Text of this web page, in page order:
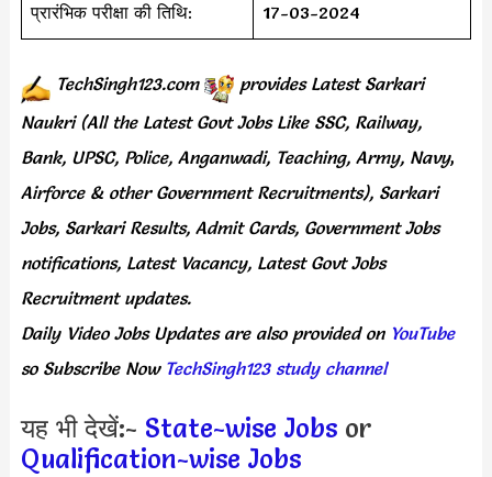
प्रारंभिक परीक्षा की तिथि: 17-03-2024
TechSingh123.com provides Latest Sarkari
Naukri (All the Latest Govt Jobs Like SSC, Railway,
Bank, UPSC, Police, Anganwadi, Teaching, Army, Navy,
Airforce & other Government Recruitments), Sarkari
Jobs, Sarkari Results, Admit Cards, Government Jobs
notifications, Latest Vacancy, Latest Govt Jobs
Recruitment updates.
Daily Video Jobs Updates are also provided onYouTube
so Subscribe Now TechSingh123 study channel
यह भी देखें:- State-wise Jobs or
Qualification-wise Jobs